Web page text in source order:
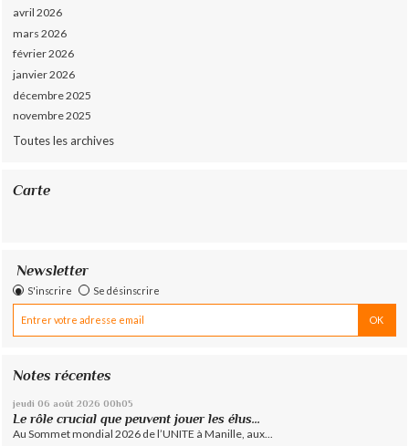
avril 2026
mars 2026
février 2026
janvier 2026
décembre 2025
novembre 2025
Toutes les archives
Carte
Newsletter
S'inscrire Se désinscrire
Notes récentes
jeudi 06 août 2026 00h05
Le rôle crucial que peuvent jouer les élus...
Au Sommet mondial 2026 de l’UNITE à Manille, aux...